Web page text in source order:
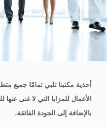
أحذية مكتبنا تلبي تمامًا جميع
الأعمال للمزايا التي لا غنى عنها
بالإضافة إلى الجودة الفائقة.